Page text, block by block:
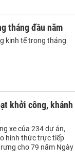
tháng đầu năm
kinh tế trong tháng
khởi công, khánh
xe của 234 dự án,
hình thức trực tiếp
cho 79 năm Ngày